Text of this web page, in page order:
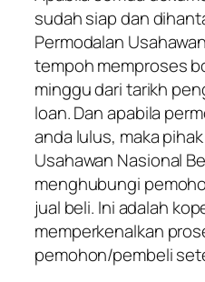
sudah siap dan
Permodalan
tempoh memproses
minggu dari tarikh
loan. Dan apabila
anda lulus, maka pihak
Usahawan Nasional
menghubungi
jual beli. Ini adalah
memperkenalkan
pemohon/pembeli